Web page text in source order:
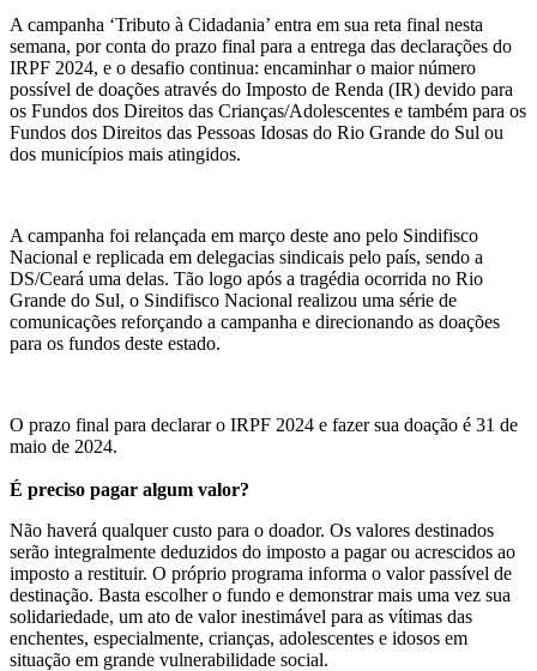
A campanha ‘Tributo à Cidadania’ entra em sua reta final nesta
semana, por conta do prazo final para a entrega das declarações do
IRPF 2024, e o desafio continua: encaminhar o maior número
possível de doações através do Imposto de Renda (IR) devido para
os Fundos dos Direitos das Crianças/Adolescentes e também para os
Fundos dos Direitos das Pessoas Idosas do Rio Grande do Sul ou
dos municípios mais atingidos.
A campanha foi relançada em março deste ano pelo Sindifisco
Nacional e replicada em delegacias sindicais pelo país, sendo a
DS/Ceará uma delas. Tão logo após a tragédia ocorrida no Rio
Grande do Sul, o Sindifisco Nacional realizou uma série de
comunicações reforçando a campanha e direcionando as doações
para os fundos deste estado.
O prazo final para declarar o IRPF 2024 e fazer sua doação é 31 de
maio de 2024.
É preciso pagar algum valor?
Não haverá qualquer custo para o doador. Os valores destinados
serão integralmente deduzidos do imposto a pagar ou acrescidos ao
imposto a restituir. O próprio programa informa o valor passível de
destinação. Basta escolher o fundo e demonstrar mais uma vez sua
solidariedade, um ato de valor inestimável para as vítimas das
enchentes, especialmente, crianças, adolescentes e idosos em
situação em grande vulnerabilidade social.